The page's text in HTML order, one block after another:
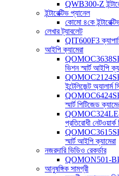
QWB300-Z
ইন্টারেক্টিভ প্যানেল
কোমো ৪কে
লেখার ট্যাবলেট
QIT600F3
আইপি ক্যামেরা
ভিশন স্মার্ট আইপি
ইন্টেলিজেন্ট
স্মার্ট পিটিজেড
QOMOC324LE-
প্রতিরোধী নেটওয়ার্ক
স্মার্ট আইপি ক্যামেরা
নজরদারি ভিডিও রেকর্ডার
QOMON501-BP
আনুষঙ্গিক সামগ্রী